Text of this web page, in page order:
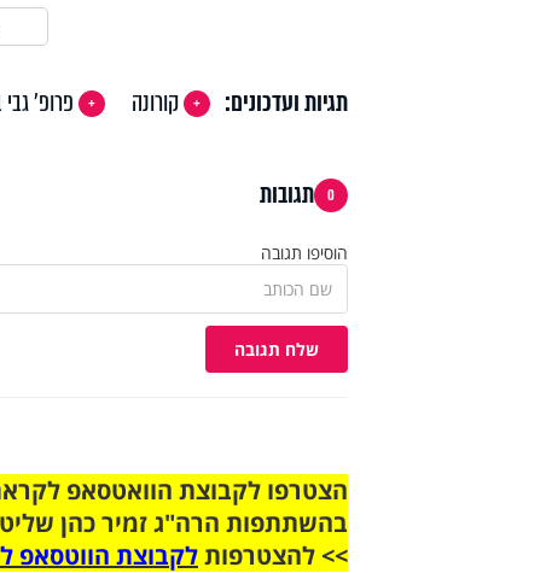
תגיות ועדכונים: קורונה פרופ'
0 תגובות
הוסיפו תגובה
שלח תגובה
בהשתתפות הרה"ג זמיר כהן
>> להצטרפותלקבוצת הווטסאפ